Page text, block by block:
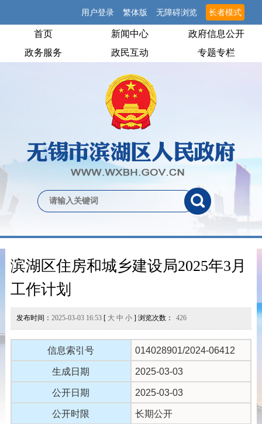
用户登录 繁体版 无障碍浏览 长者模式
首页 新闻中心
政府信息公开
政务服务
政民互动 专题专栏
滨湖区住房和城乡建设局2025年3月
工作计划
发布时间： 2025-03-03 16:53[ 大 中 小] 浏览次数： 426
信息索引号 014028901/2024-06412
生成日期 2025-03-03
公开日期 2025-03-03
公开时限 长期公开